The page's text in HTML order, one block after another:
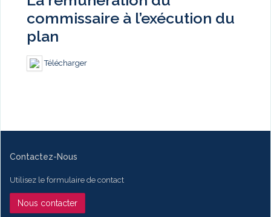
commissaire à l’exécution du
plan
Télécharger
Contactez-Nous
Utilisez le formulaire de contact
Nous contacter